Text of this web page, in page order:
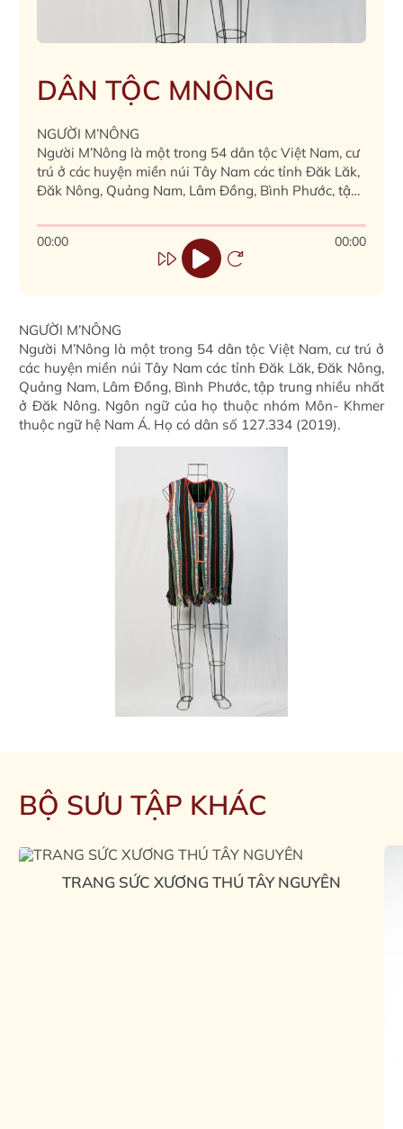
DÂN TỘC MNÔNG
NGƯỜI M’NÔNG
Người M’Nông là một trong 54 dân tộc Việt Nam, cư
trú ở các huyện miền núi Tây Nam các tỉnh Đăk Lăk,
Đăk Nông, Quảng Nam, Lâm Đồng, Bình Phước, tập
thuộc nhóm MônKhmer thuộc ngữ hệ Nam Á. Họ
có dân số 127.334 (2019).
00:00 00:00
NGƯỜI M’NÔNG
Người M’Nông là một trong 54 dân tộc Việt Nam, cư trú ở
các huyện miền núi Tây Nam các tỉnh Đăk Lăk, Đăk Nông,
Quảng Nam, Lâm Đồng, Bình Phước, tập trung nhiều nhất
ở Đăk Nông. Ngôn ngữ của họ thuộc nhóm Môn- Khmer
thuộc ngữ hệ Nam Á. Họ có dân số 127.334 (2019).
BỘ SƯU TẬP KHÁC
TRANG SỨC XƯƠNG THÚ TÂY NGUYÊN